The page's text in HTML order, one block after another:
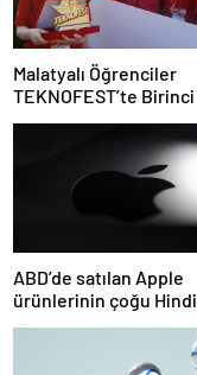
Malatyalı Öğrenciler
TEKNOFEST’te
ABD’de satılan Apple
ürünlerinin çoğu